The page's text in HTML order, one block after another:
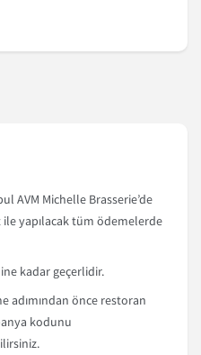
AVM Michelle Brasserie’de
yapılacak tüm ödemelerde
kadar geçerlidir.
adımından önce restoran
kodunu